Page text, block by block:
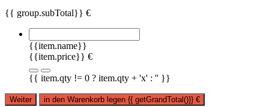
{{ group.subTotal}} €
{{item.name}}
{{item.price}} €
{{ item.qty != 0 ? item.qty + 'x' : '' }}
Weiter in den Warenkorb legen {{ getGrandTotal()}} €